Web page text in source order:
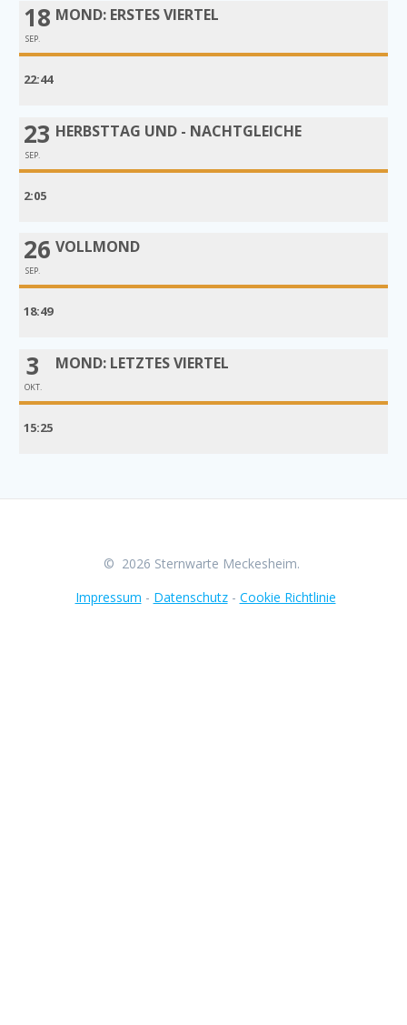
18
SEP.
MOND: ERSTES VIERTEL
22:44
23
SEP.
HERBSTTAG UND - NACHTGLEICHE
2:05
26
SEP.
VOLLMOND
18:49
3
OKT.
MOND: LETZTES VIERTEL
15:25
© 2026 Sternwarte Meckesheim.
Impressum - Datenschutz- Cookie Richtlinie